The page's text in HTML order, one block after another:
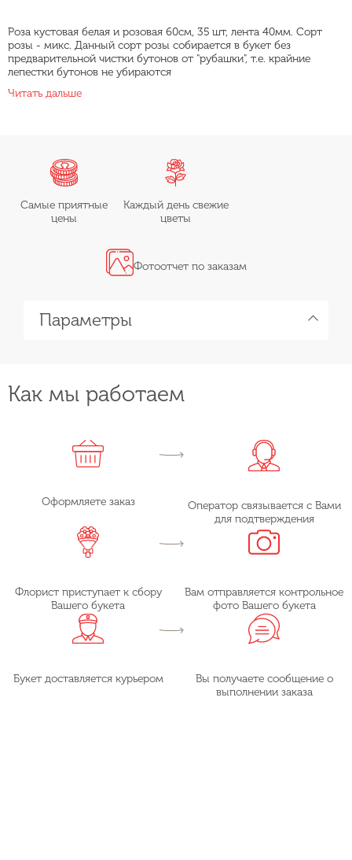
Роза кустовая белая и розовая 60см, 35 шт, лента 40мм. Сорт
розы - микс. Данный сорт розы собирается в букет без
предварительной чистки бутонов от "рубашки", т.е. крайние
лепестки бутонов не убираются
Читать дальше
Самые приятные
цены
Каждый день свежие
цветы
Фотоотчет по заказам
Параметры
Как мы работаем
Оформляете заказ
Оператор связывается с Вами
для подтверждения
Флорист приступает к сбору
Вашего букета
Вам отправляется контрольное
фото Вашего букета
Букет доставляется курьером
Вы получаете сообщение о
выполнении заказа